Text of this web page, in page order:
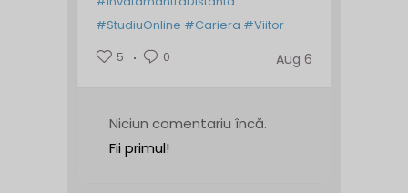
#StudiuOnline #Cariera #Viitor
5
0 Aug 6
Niciun comentariu încă.
Fii primul!